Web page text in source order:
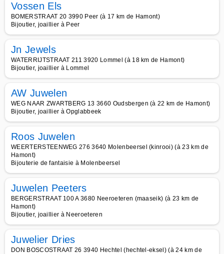
Vossen Els
BOMERSTRAAT 20 3990 Peer (à 17 km de Hamont)
Bijoutier, joaillier à Peer
Jn Jewels
WATERRIJTSTRAAT 211 3920 Lommel (à 18 km de Hamont)
Bijoutier, joaillier à Lommel
AW Juwelen
WEG NAAR ZWARTBERG 13 3660 Oudsbergen (à 22 km de Hamont)
Bijoutier, joaillier à Opglabbeek
Roos Juwelen
WEERTERSTEENWEG 276 3640 Molenbeersel (kinrooi) (à 23 km de
Hamont)
Bijouterie de fantaisie à Molenbeersel
Juwelen Peeters
BERGERSTRAAT 100 A 3680 Neeroeteren (maaseik) (à 23 km de
Hamont)
Bijoutier, joaillier à Neeroeteren
Juwelier Dries
DON BOSCOSTRAAT 26 3940 Hechtel (hechtel-eksel) (à 24 km de